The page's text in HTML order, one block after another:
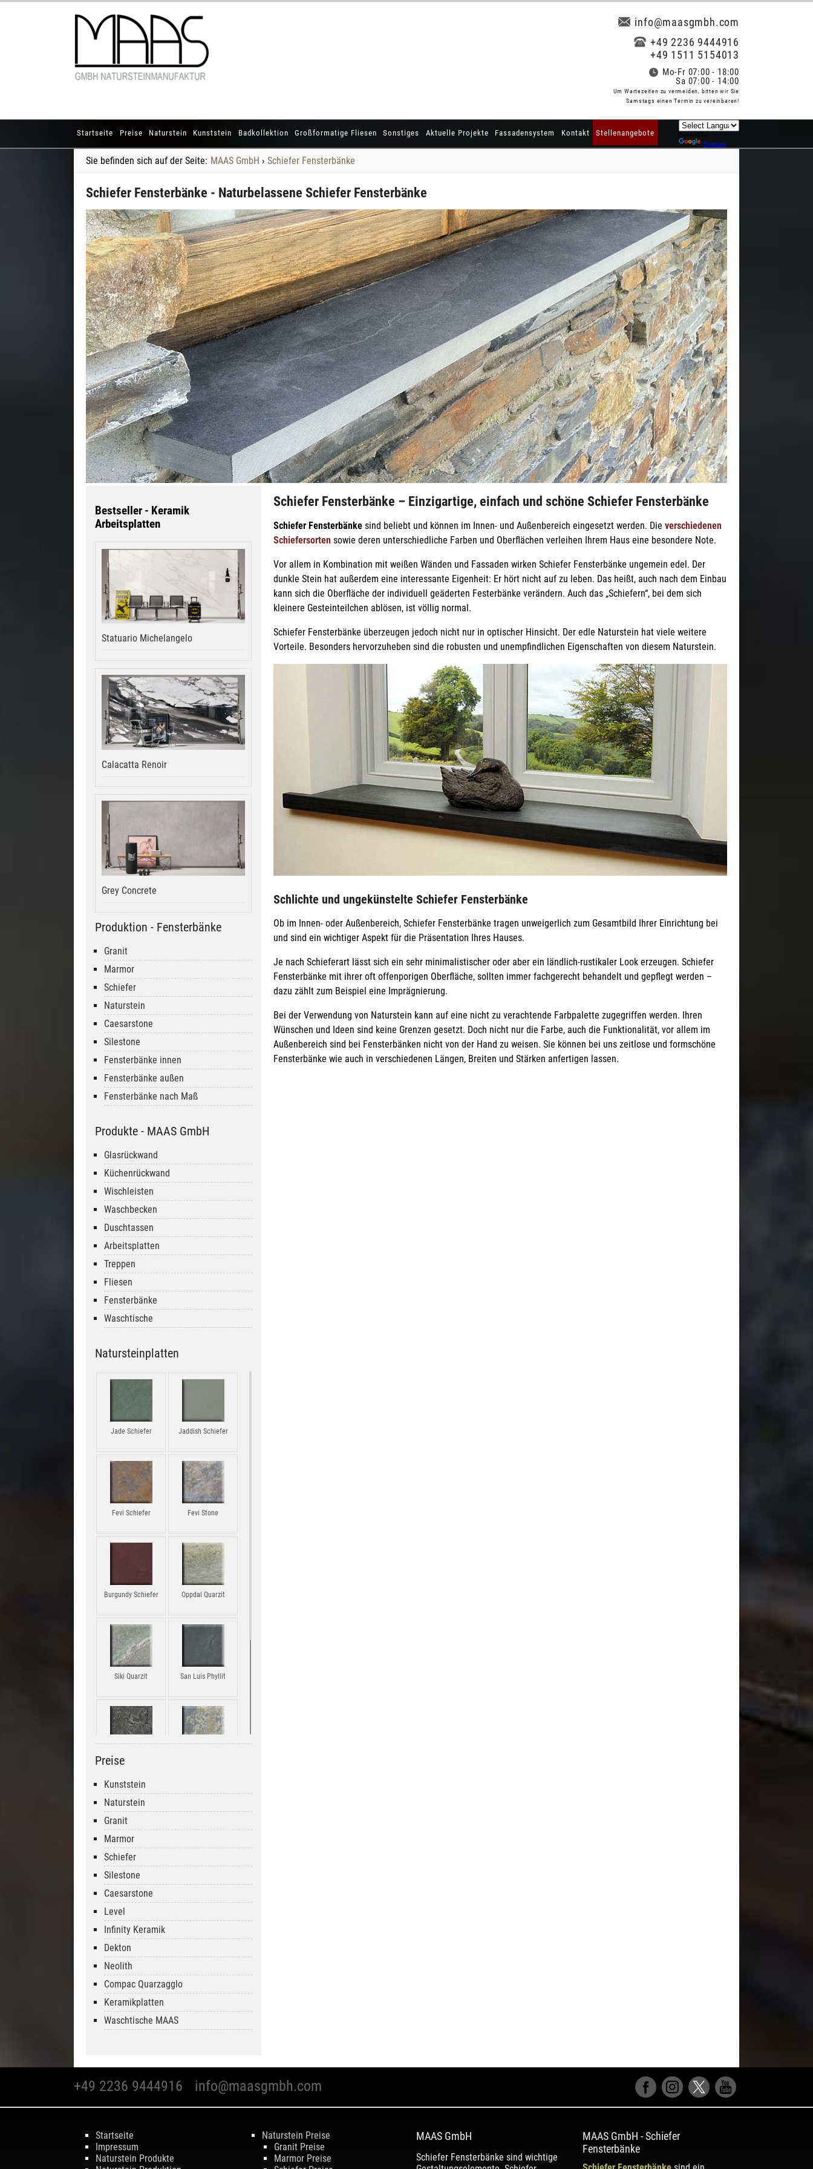
info@maasgmbh.com
+49 2236 9444916
+49 1511 5154013
Mo-Fr 07:00 - 18:00
Sa 07:00 - 14:00
Um Wartezeiten zu vermeiden, bitten wir Sie
Samstags einen Termin zu vereinbaren!
Startseite Preise Naturstein Kunststein Badkollektion Großformatige Fliesen Sonstiges Aktuelle Projekte Fassadensystem Kontakt Stellenangebote
Translate
Sie befinden sich auf der Seite: MAAS GmbH › Schiefer Fensterbänke
Schiefer Fensterbänke - Naturbelassene Schiefer Fensterbänke
Schiefer Fensterbänke – Einzigartige, einfach und schöne Schiefer Fensterbänke
Schiefer Fensterbänke sind beliebt und können im Innen- und Außenbereich eingesetzt werden. Die verschiedenen
Schiefersorten sowie deren unterschiedliche Farben und Oberflächen verleihen Ihrem Haus eine besondere Note.
Vor allem in Kombination mit weißen Wänden und Fassaden wirken Schiefer Fensterbänke ungemein edel. Der
dunkle Stein hat außerdem eine interessante Eigenheit: Er hört nicht auf zu leben. Das heißt, auch nach dem Einbau
kann sich die Oberfläche der individuell geäderten Festerbänke verändern. Auch das „Schiefern“, bei dem sich
kleinere Gesteinteilchen ablösen, ist völlig normal.
Schiefer Fensterbänke überzeugen jedoch nicht nur in optischer Hinsicht. Der edle Naturstein hat viele weitere
Vorteile. Besonders hervorzuheben sind die robusten und unempfindlichen Eigenschaften von diesem Naturstein.
Schlichte und ungekünstelte Schiefer Fensterbänke
Ob im Innen- oder Außenbereich, Schiefer Fensterbänke tragen unweigerlich zum Gesamtbild Ihrer Einrichtung bei
und sind ein wichtiger Aspekt für die Präsentation Ihres Hauses.
Je nach Schieferart lässt sich ein sehr minimalistischer oder aber ein ländlich-rustikaler Look erzeugen. Schiefer
Fensterbänke mit ihrer oft offenporigen Oberfläche, sollten immer fachgerecht behandelt und gepflegt werden –
dazu zählt zum Beispiel eine Imprägnierung.
Bei der Verwendung von Naturstein kann auf eine nicht zu verachtende Farbpalette zugegriffen werden. Ihren
Wünschen und Ideen sind keine Grenzen gesetzt. Doch nicht nur die Farbe, auch die Funktionalität, vor allem im
Außenbereich sind bei Fensterbänken nicht von der Hand zu weisen. Sie können bei uns zeitlose und formschöne
Fensterbänke wie auch in verschiedenen Längen, Breiten und Stärken anfertigen lassen.
Bestseller - Keramik
Arbeitsplatten
Statuario Michelangelo
Calacatta Renoir
Grey Concrete
Produktion - Fensterbänke
Granit
Marmor
Schiefer
Naturstein
Caesarstone
Silestone
Fensterbänke innen
Fensterbänke außen
Fensterbänke nach Maß
Produkte - MAAS GmbH
Glasrückwand
Küchenrückwand
Wischleisten
Waschbecken
Duschtassen
Arbeitsplatten
Treppen
Fliesen
Fensterbänke
Waschtische
Natursteinplatten
Jade Schiefer Jaddish Schiefer
Fevi Schiefer Fevi Stone
Burgundy Schiefer Oppdal Quarzit
Siki Quarzit San Luis Phyllit
Otta Phyllit Pillarguri
Anden Yellow
Preise
Kunststein
Naturstein
Granit
Marmor
Schiefer
Silestone
Caesarstone
Level
Infinity Keramik
Dekton
Neolith
Compac Quarzagglo
Keramikplatten
Waschtische MAAS
+49 2236 9444916 info@maasgmbh.com
Startseite
Impressum
Naturstein Produkte
Naturstein Preise
Granit Preise
Marmor Preise
MAAS GmbH
Schiefer Fensterbänke sind wichtige
MAAS GmbH -Schiefer
Fensterbänke